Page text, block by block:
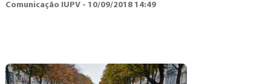
Comunicação IUPV - 10/09/2018 14:49